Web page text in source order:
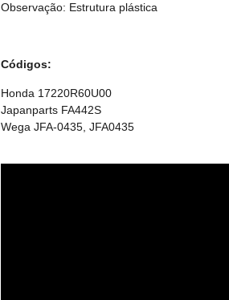
Observação: Estrutura plástica
Códigos:
Honda 17220R60U00
Japanparts FA442S
Wega JFA-0435, JFA0435